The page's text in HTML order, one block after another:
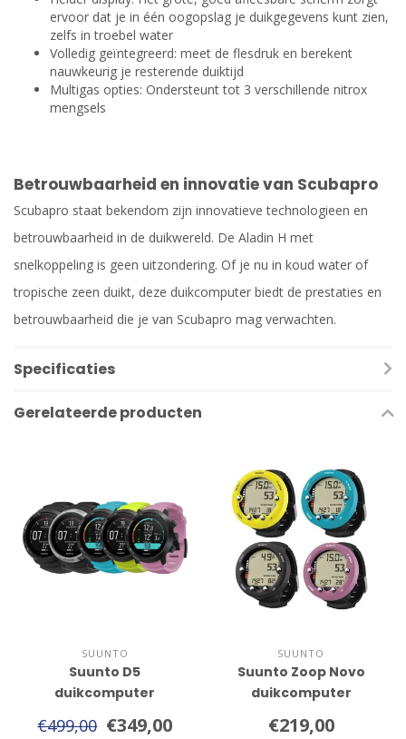
ervoor dat je in één oogopslag je duikgegevens kunt zien,
zelfs in troebel water
Volledig geïntegreerd: meet de flesdruk en berekent
nauwkeurig je resterende duiktijd
Multigas opties: Ondersteunt tot 3 verschillende nitrox
mengsels
Betrouwbaarheid en innovatie van Scubapro
Scubapro staat bekendom zijn innovatieve technologieen en
betrouwbaarheid in de duikwereld. De Aladin H met
snelkoppeling is geen uitzondering. Of je nu in koud water of
tropische zeen duikt, deze duikcomputer biedt de prestaties en
betrouwbaarheid die je van Scubapro mag verwachten.
Specificaties
Gerelateerde producten
SUUNTO
Suunto D5
duikcomputer
€499,00 €349,00
SUUNTO
Suunto Zoop Novo
duikcomputer
€219,00